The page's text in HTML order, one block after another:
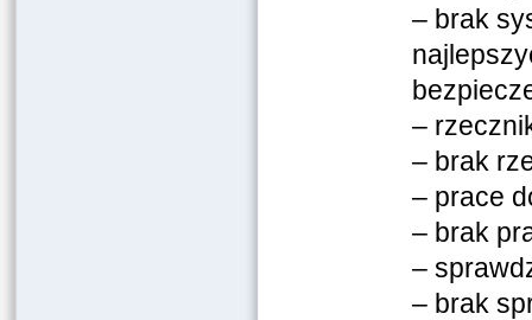
– brak
–
– brak
– prace
– brak
–
– brak